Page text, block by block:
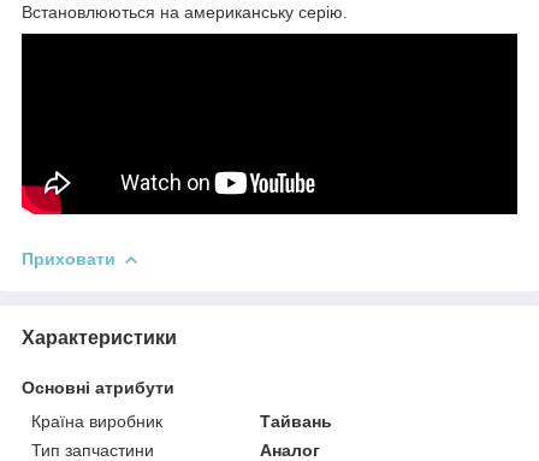
Встановлюються на американську серію.
Приховати
Характеристики
Основні атрибути
Країна виробник
Тайвань
Тип запчастини
Аналог